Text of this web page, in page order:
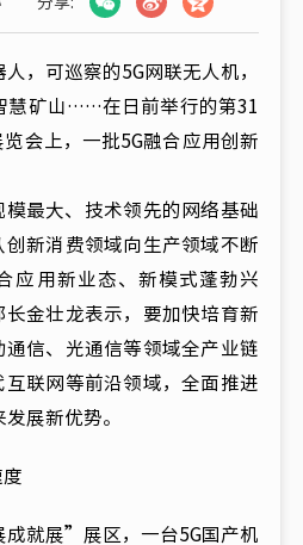
可巡察的5G网联无人机，
慧矿山……在日前举行的第31
会上，一批5G融合应用创新
最大、技术领先的网络基础
新消费领域向生产领域不断
应用新业态、新模式蓬勃兴
金壮龙表示，要加快培育新
信、光通信等领域全产业链
联网等前沿领域，全面推进
展新优势。
就展”展区，一台5G国产机